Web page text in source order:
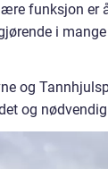
funksjon er
i
og
og